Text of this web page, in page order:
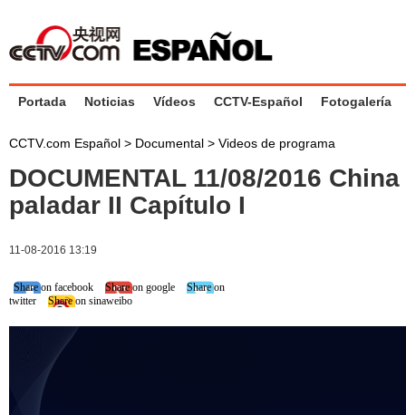
Portada Noticias Vídeos CCTV-Español Fotogalería
CCTV.com Español > Documental > Videos de programa
DOCUMENTAL 11/08/2016
paladar II Capítulo I
11-08-2016 13:19
Share on facebook Share on google
Share on
twitter
Share on sinaweibo